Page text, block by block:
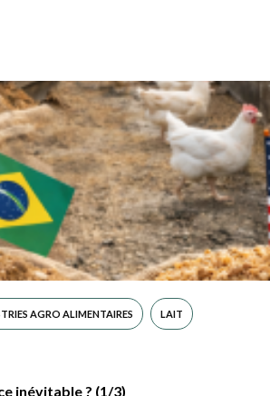
AGRO ALIMENTAIRES LAIT
inévitable ? (1/3)